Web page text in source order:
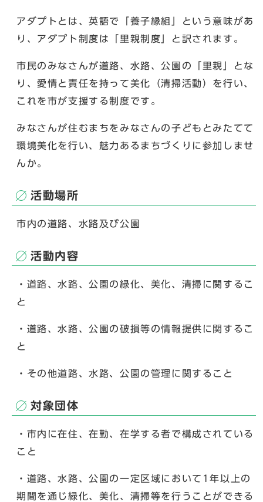
アダプトとは、英語で「養子縁組」という意味があ
り、アダプト制度は「里親制度」と訳されます。
市民のみなさんが道路、水路、公園の「里親」とな
り、愛情と責任を持って美化（清掃活動）を行い、
これを市が支援する制度です。
みなさんが住むまちをみなさんの子どもとみたてて
環境美化を行い、魅力あるまちづくりに参加しませ
んか。
活動場所
市内の道路、水路及び公園
活動内容
・道路、水路、公園の緑化、美化、清掃に関するこ
と
・道路、水路、公園の破損等の情報提供に関するこ
と
・その他道路、水路、公園の管理に関すること
対象団体
・市内に在住、在勤、在学する者で構成されている
こと
・道路、水路、公園の一定区域において1年以上の
期間を通じ緑化、美化、清掃等を行うことができる